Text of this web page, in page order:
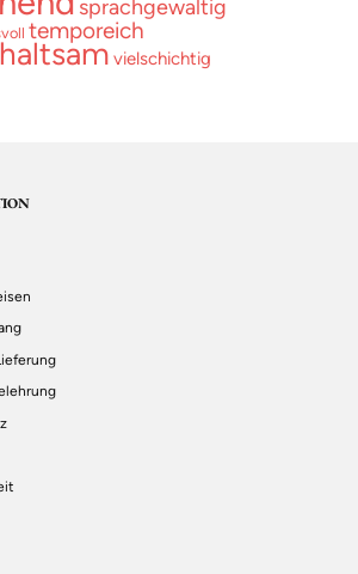
sprachgewaltig
temporeich
vielschichtig